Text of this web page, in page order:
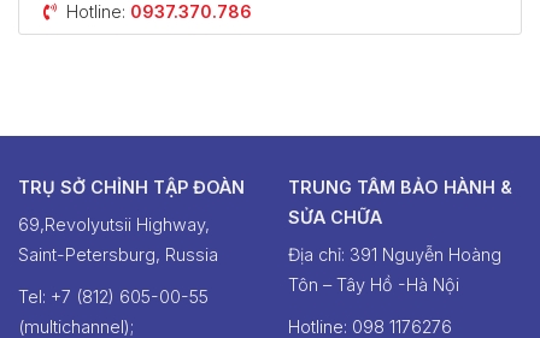
Hotline: 0937.370.786
TRỤ SỞ CHỈNH TẬP ĐOÀN
69,Revolyutsii Highway,
Saint-Petersburg, Russia
Tel: +7 (812) 605-00-55
(multichannel);
TRUNG TÂM BẢO HÀNH &
SỬA CHỮA
Địa chỉ: 391 Nguyễn Hoàng
Tôn – Tây Hồ -Hà Nội
Hotline: ‭098 1176276‬